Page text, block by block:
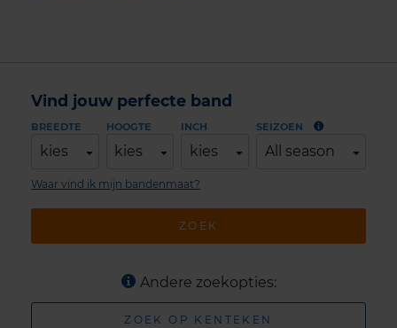
Vind jouw perfecte band
BREEDTE
kies
HOOGTE
kies
INCH
kies
SEIZOEN
All season
ZOEK
Waar vind ik mijn bandenmaat?
Andere zoekopties:
ZOEK OP KENTEKEN